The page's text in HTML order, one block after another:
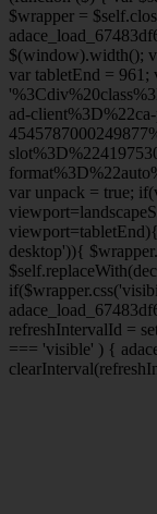
$wrapper =
$(window).width();
var tabletEnd = 961;
ad-
var unpack = true;
viewport
viewport
desktop')){
refreshIntervalId =
=== 'visible' ) {